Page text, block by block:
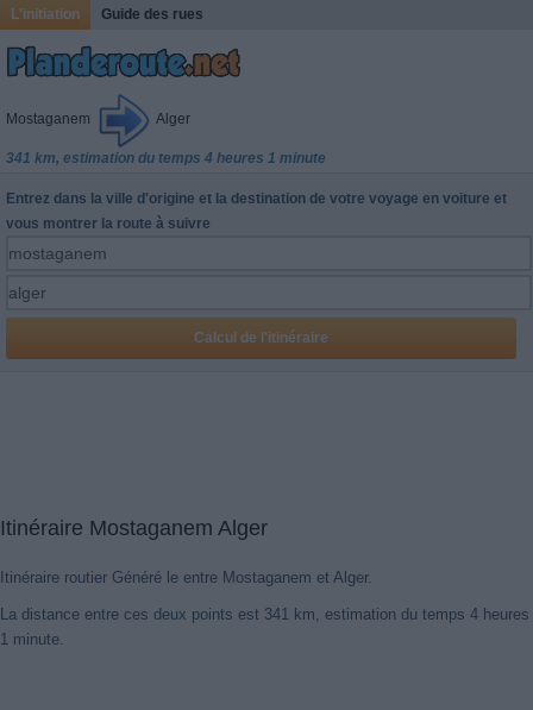
L'initiation Guide des rues
Mostaganem Alger
341 km, estimation du temps 4 heures 1 minute
Entrez dans la ville d'origine et la destination de votre voyage en voiture et
vous montrer la route à suivre
Itinéraire Mostaganem Alger
Itinéraire routier Généré le entre Mostaganem et Alger.
La distance entre ces deux points est 341 km, estimation du temps 4 heures
1 minute.